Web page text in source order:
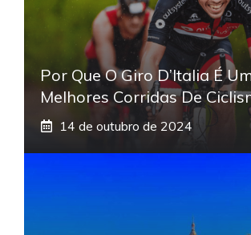
Por Que O Giro D’Italia É
Melhores Corridas De
14 de outubro de 2024